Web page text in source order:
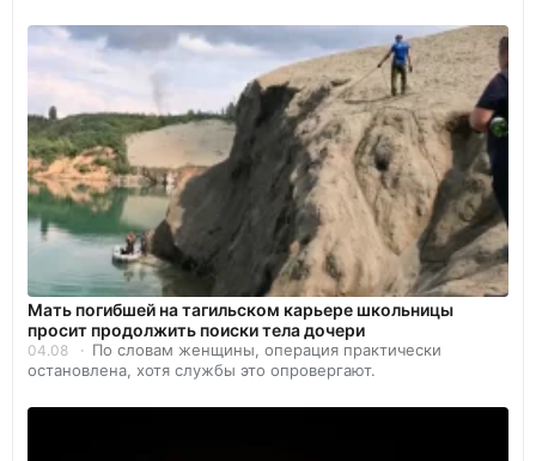
Мать погибшей на тагильском карьере школьницы
просит продолжить поиски тела дочери
04.08
По словам женщины, операция практически
остановлена, хотя службы это опровергают.